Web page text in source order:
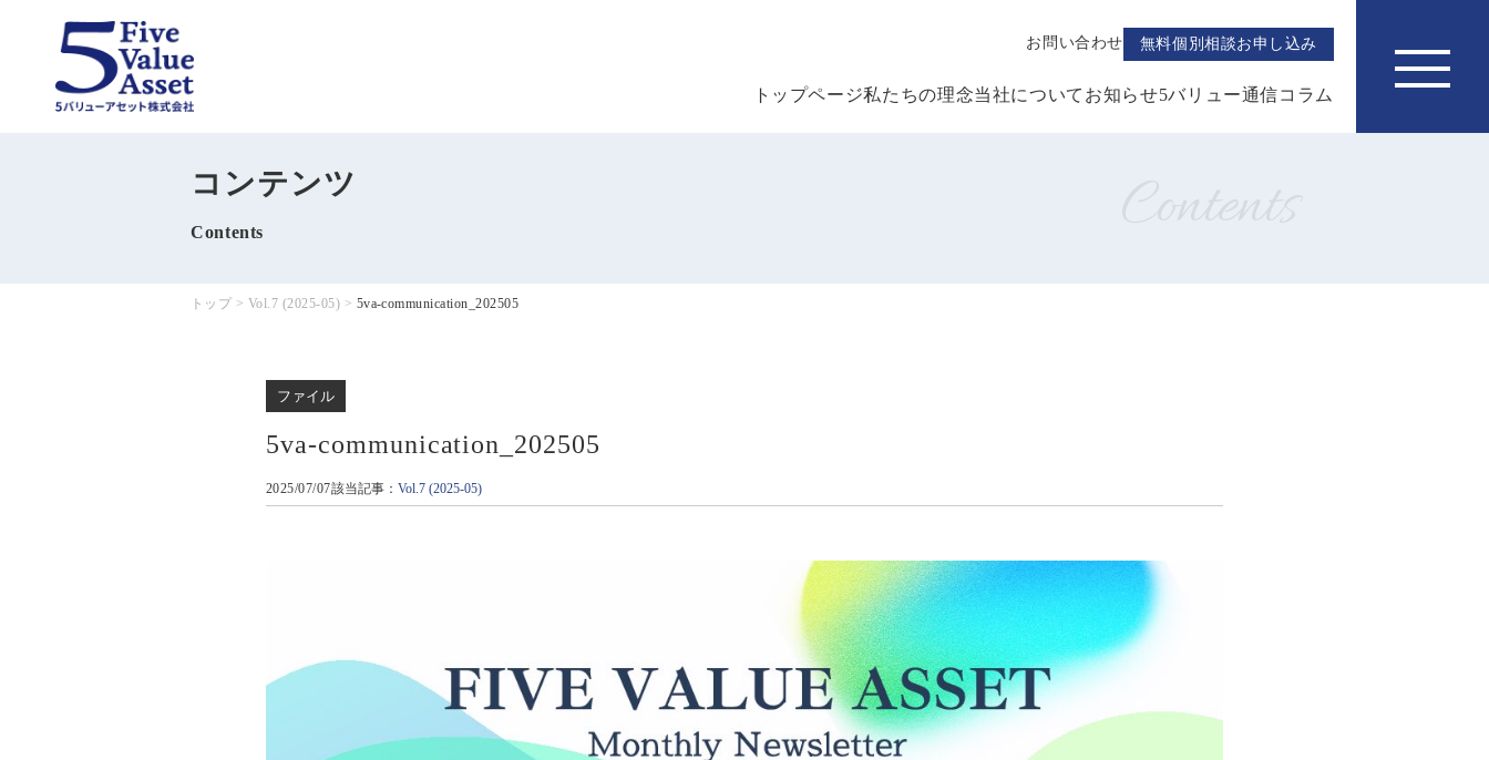
お問い合わせ 無料個別相談お申し込み
トップページ私たちの理念当社について お知らせ5バリュー通信コラム
勧誘方針
個人情報取り扱い
反社会的勢力との関係遮断のための基本方針
コンテンツ
Contents
トップ > Vol.7 (2025-05) > 5va-communication_202505
ファイル
5va-communication_202505
2025/07/07該当記事： Vol.7 (2025-05)